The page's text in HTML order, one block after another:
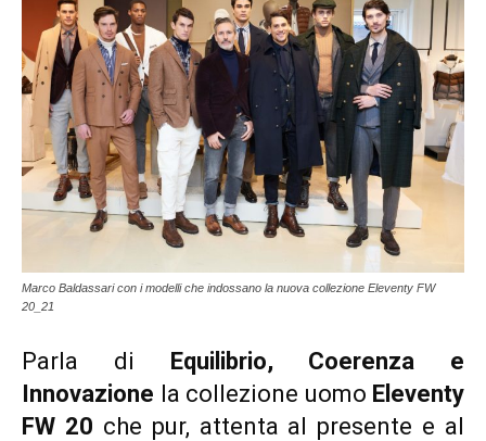
Marco Baldassari con i modelli che indossano la nuova collezione Eleventy FW
20_21
Parla di Equilibrio, Coerenza e
Innovazione la collezione uomo Eleventy
FW 20 che pur, attenta al presente e al